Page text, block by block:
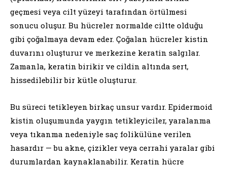
geçmesi veya cilt yüzeyi tarafından örtülmesi
sonucu oluşur. Bu hücreler normalde ciltte olduğu
gibi çoğalmaya devam eder. Çoğalan hücreler kistin
duvarını oluşturur ve merkezine keratin salgılar.
Zamanla, keratin birikir ve cildin altında sert,
hissedilebilir bir kütle oluşturur.
Bu süreci tetikleyen birkaç unsur vardır. Epidermoid
kistin oluşumunda yaygın tetikleyiciler, yaralanma
veya tıkanma nedeniyle saç folikülüne verilen
hasardır — bu akne, çizikler veya cerrahi yaralar gibi
durumlardan kaynaklanabilir. Keratin hücre